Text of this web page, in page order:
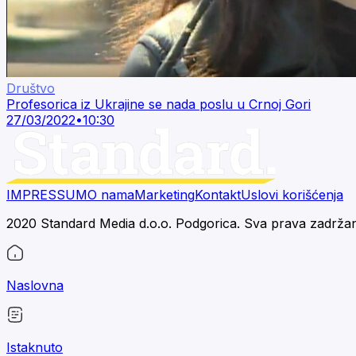
Društvo
Profesorica iz Ukrajine se nada poslu u Crnoj Gori
27/03/2022•10:30
IMPRESSUMO namaMarketingKontaktUslovi korišćenja
2020 Standard Media d.o.o. Podgorica. Sva prava
Naslovna
Istaknuto